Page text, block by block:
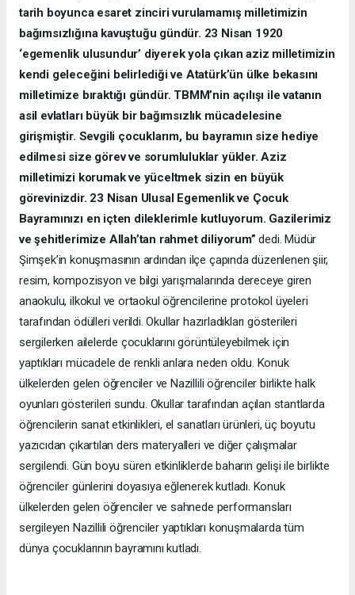
tarih boyunca esaret zinciri vurulamamış milletimizin
bağımsızlığına kavuştuğu gündür. 23 Nisan 1920
‘egemenlik ulusundur’ diyerek yola çıkan aziz milletimizin
kendi geleceğini belirlediği ve Atatürk’ün ülke bekasını
milletimize bıraktığı gündür. TBMM’nin açılışı ile vatanın
asil evlatları büyük bir bağımsızlık mücadelesine
girişmiştir. Sevgili çocuklarım, bu bayramın size hediye
edilmesi size görev ve sorumluluklar yükler. Aziz
milletimizi korumak ve yüceltmek sizin en büyük
görevinizdir. 23 Nisan Ulusal Egemenlik ve Çocuk
Bayramınızı en içten dileklerimle kutluyorum. Gazilerimiz
ve şehitlerimize Allah’tan rahmet diliyorum” dedi. Müdür
Şimşek’in konuşmasının ardından ilçe çapında düzenlenen şiir,
resim, kompozisyon ve bilgi yarışmalarında dereceye giren
anaokulu, ilkokul ve ortaokul öğrencilerine protokol üyeleri
tarafından ödülleri verildi. Okullar hazırladıkları gösterileri
sergilerken ailelerde çocuklarını görüntüleyebilmek için
yaptıkları mücadele de renkli anlara neden oldu. Konuk
ülkelerden gelen öğrenciler ve Nazillili öğrenciler birlikte halk
oyunları gösterileri sundu. Okullar tarafından açılan stantlarda
öğrencilerin sanat etkinlikleri, el sanatları ürünleri, üç boyutu
yazıcıdan çıkartılan ders materyalleri ve diğer çalışmalar
sergilendi. Gün boyu süren etkinliklerde baharın gelişi ile birlikte
öğrenciler günlerini doyasıya eğlenerek kutladı. Konuk
ülkelerden gelen öğrenciler ve sahnede performansları
sergileyen Nazillili öğrenciler yaptıkları konuşmalarda tüm
dünya çocuklarının bayramını kutladı.